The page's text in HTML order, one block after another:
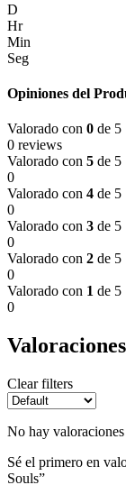
D
Hr
Min
Seg
Opiniones del
Valorado con 0 de 5
0 reviews
Valorado con 5 de 5
0
Valorado con 4 de 5
0
Valorado con 3 de 5
0
Valorado con 2 de 5
0
Valorado con 1 de 5
0
Valoraciones
Clear filters
No hay valoraciones
Sé el primero en
Souls”